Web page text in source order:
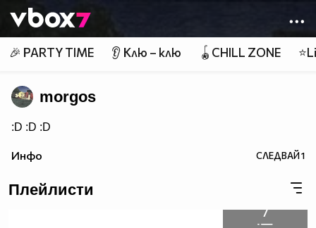
👾
🎉 PARTY TIME 👂 Клю – клю 🪀CHILL ZONE
morgos
:D :D :D
Инфо СЛЕДВАЙ1
Плейлисти
7